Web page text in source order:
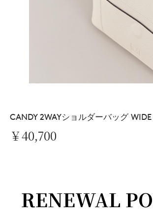
CANDY 2WAYショルダーバッグ WIDE
￥40,700
RENEWAL